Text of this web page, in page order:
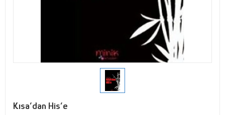
Kısa’dan His’e